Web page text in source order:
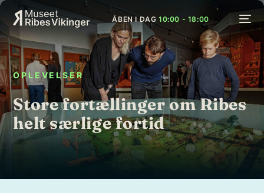
ÅBEN I DAG10:00 - 18:00
OPLEVELSER
Store fortællinger om Ribes
helt særlige fortid